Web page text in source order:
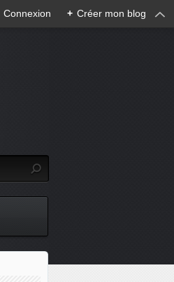
Connexion + Créer mon blog